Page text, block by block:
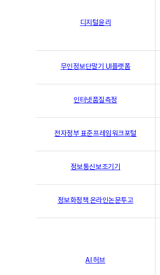
디지털윤리
무인정보단말기 UI플랫폼
인터넷품질측정
전자정부 표준프레임워크포털
정보통신보조기기
정보화정책 온라인논문투고
AI 허브